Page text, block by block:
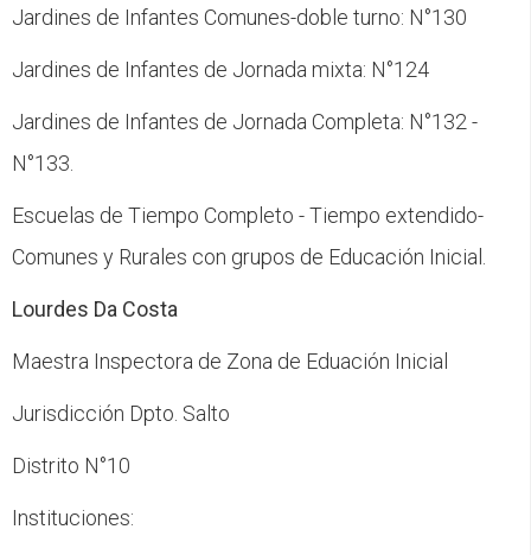
Jardines de Infantes Comunes-doble turno: N°130
Jardines de Infantes de Jornada mixta: N°124
Jardines de Infantes de Jornada Completa: N°132 -
N°133.
Escuelas de Tiempo Completo - Tiempo extendido-
Comunes y Rurales con grupos de Educación Inicial.
Lourdes Da Costa
Maestra Inspectora de Zona de Eduación Inicial
Jurisdicción Dpto. Salto
Distrito N°10
Instituciones: